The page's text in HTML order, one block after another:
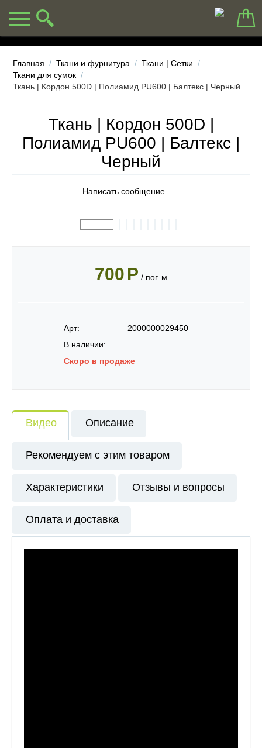
Главная / Ткани и фурнитура / Ткани | Сетки /
Ткани для сумок /
Ткань | Кордон 500D | Полиамид PU600 | Балтекс | Черный
Ткань | Кордон 500D |
Полиамид PU600 | Балтекс |
Черный
Написать сообщение
700 Р / пог. м
Арт:
2000000029450
В наличии:
Скоро в продаже
Видео Описание
Рекомендуем с этим товаром
Характеристики Отзывы и вопросы
Оплата и доставка